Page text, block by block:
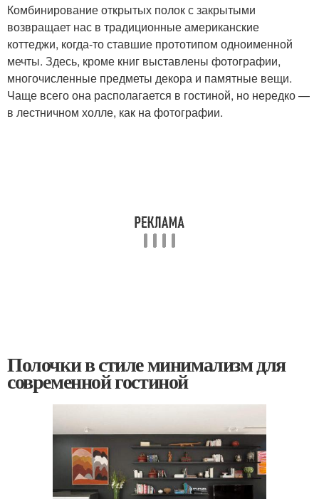
Комбинирование открытых полок с закрытыми
возвращает нас в традиционные американские
коттеджи, когда-то ставшие прототипом одноименной
мечты. Здесь, кроме книг выставлены фотографии,
многочисленные предметы декора и памятные вещи.
Чаще всего она располагается в гостиной, но нередко —
в лестничном холле, как на фотографии.
Полочки в стиле минимализм для
современной гостиной